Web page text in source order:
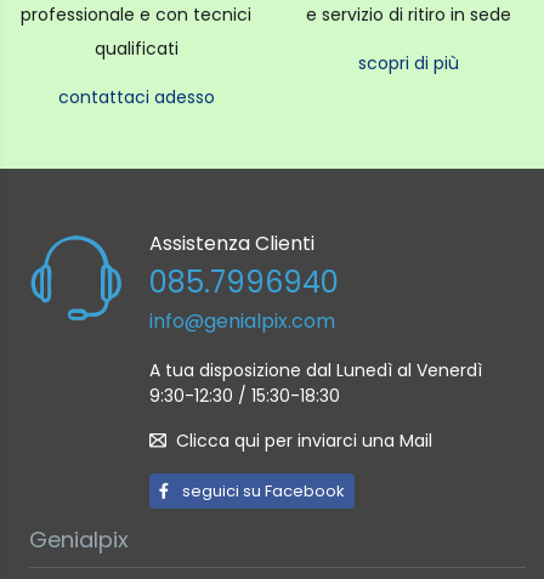
professionale e con tecnici
qualificati
contattaci adesso
e servizio di ritiro in sede
scopri di più
Assistenza Clienti
085.7996940
info@genialpix.com
A tua disposizione dal Lunedì al Venerdì
9:30-12:30 / 15:30-18:30
Clicca qui per inviarci una Mail
seguici su Facebook
Genialpix